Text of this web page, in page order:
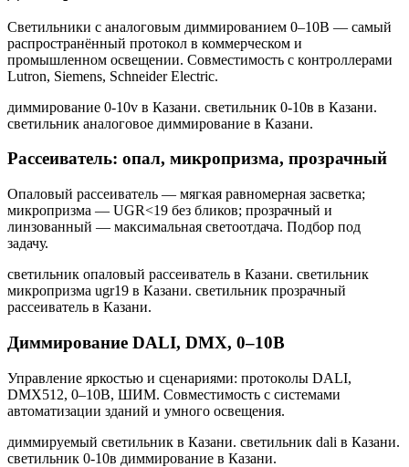
Светильники с аналоговым диммированием 0–10В — самый
распространённый протокол в коммерческом и
промышленном освещении. Совместимость с контроллерами
Lutron, Siemens, Schneider Electric.
диммирование 0-10v в Казани. светильник 0-10в в Казани.
светильник аналоговое диммирование в Казани.
Рассеиватель: опал, микропризма, прозрачный
Опаловый рассеиватель — мягкая равномерная засветка;
микропризма — UGR<19 без бликов; прозрачный и
линзованный — максимальная светоотдача. Подбор под
задачу.
светильник опаловый рассеиватель в Казани. светильник
микропризма ugr19 в Казани. светильник прозрачный
рассеиватель в Казани.
Диммирование DALI, DMX, 0–10В
Управление яркостью и сценариями: протоколы DALI,
DMX512, 0–10В, ШИМ. Совместимость с системами
автоматизации зданий и умного освещения.
диммируемый светильник в Казани. светильник dali в Казани.
светильник 0-10в диммирование в Казани.